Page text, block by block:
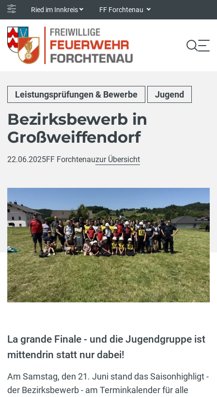
Ried im Innkreis FF Forchtenau
Leistungsprüfungen & Bewerbe Jugend
Bezirksbewerb in
Großweiffendorf
22.06.2025FF Forchtenauzur Übersicht
La grande Finale - und die Jugendgruppe ist
mittendrin statt nur dabei!
Am Samstag, den 21. Juni stand das Saisonhighligt -
der Bezirksbewerb - am Terminkalender für alle